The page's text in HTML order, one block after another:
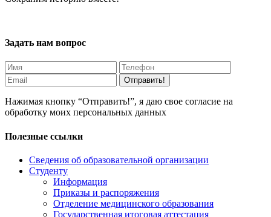
Задать нам вопрос
Отправить!
Нажимая кнопку “Отправить!”, я даю свое согласие на
обработку моих персональных данных
Полезные ссылки
Сведения об образовательной организации
Студенту
Информация
Приказы и распоряжения
Отделение медицинского образования
Государственная итоговая аттестация